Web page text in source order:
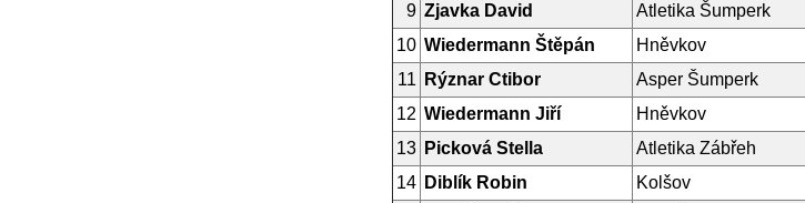
9 Zjavka David Atletika Šumperk
10 Wiedermann Štěpán Hněvkov
11
Rýznar Ctibor Asper Šumperk
12 Wiedermann Jiří Hněvkov
13 Picková Stella Atletika Zábřeh
14 Diblík Robin Kolšov